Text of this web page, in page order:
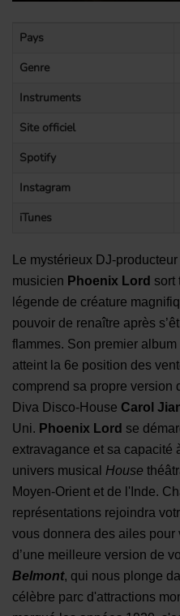
Pays
Genre
Instruments
Site officiel
Spotify
Instagram
iTunes
Le mystérieux DJ-producteur
musicien Phoenix Lord sort
légende de créature
pouvoir de renaître après
flammes. Son premier album
atteint la 6e position des
comprend sa propre version
Diva Disco-House Carol
Uni. P hoenix Lord se
extravagance et sa capacité
univers musical House
Moyen-Orient et de l'Inde.
représentations rejoindra
vous donnera des ailes
d’une meilleure version de
Belmont, qui nous plonge
célèbre parc d'attractions